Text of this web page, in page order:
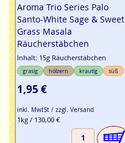
Aroma Trio Series Palo
Santo-White Sage & Sweet
Grass Masala
Räucherstäbchen
Inhalt: 15g Räucherstäbchen
grasig hölzern krautig süß
1,95 €
inkl. MwtSt / zzgl. Versand
1kg / 130,00 €